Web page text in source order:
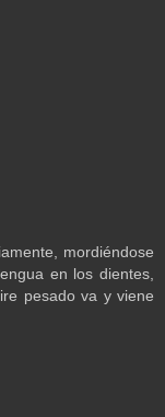
mordiéndose
en los dientes,
pesado va y viene